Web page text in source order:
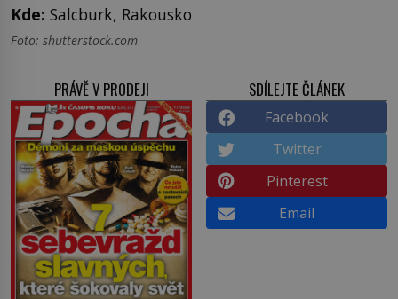
Kde: Salcburk, Rakousko
Foto: shutterstock.com
PRÁVĚ V PRODEJI SDÍLEJTE ČLÁNEK
Facebook
Twitter
Pinterest
Email